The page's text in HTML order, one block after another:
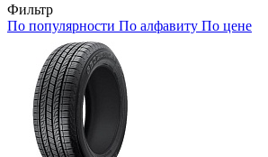
Фильтр
По популярности По алфавиту По цене